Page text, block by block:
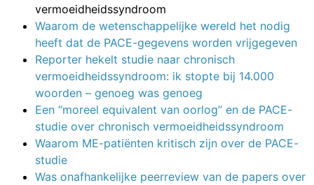
vermoeidheidssyndroom
Waarom de wetenschappelijke wereld het nodig
heeft dat de PACE-gegevens worden vrijgegeven
Reporter hekelt studie naar chronisch
vermoeidheidssyndroom: ik stopte bij 14.000
woorden – genoeg was genoeg
Een “moreel equivalent van oorlog” en de PACE-
studie over chronisch vermoeidheidssyndroom
Waarom ME-patiënten kritisch zijn over de PACE-
studie
Was onafhankelijke peerreview van de papers over